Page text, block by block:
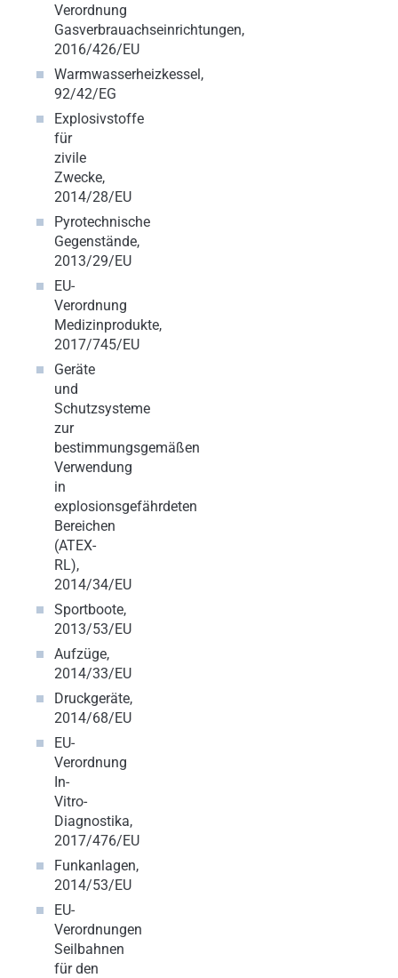
Verordnung
Gasverbrauachseinrichtungen,
2016/426/EU
Warmwasserheizkessel,
92/42/EG
Explosivstoffe
für
zivile
Zwecke,
2014/28/EU
Pyrotechnische
Gegenstände,
2013/29/EU
EU-
Verordnung
Medizinprodukte,
2017/745/EU
Geräte
und
Schutzsysteme
zur
bestimmungsgemäßen
Verwendung
in
explosionsgefährdeten
Bereichen
(ATEX-
RL),
2014/34/EU
Sportboote,
2013/53/EU
Aufzüge,
2014/33/EU
Druckgeräte,
2014/68/EU
EU-
Verordnung
In-
Vitro-
Diagnostika,
2017/476/EU
Funkanlagen,
2014/53/EU
EU-
Verordnungen
Seilbahnen
für den